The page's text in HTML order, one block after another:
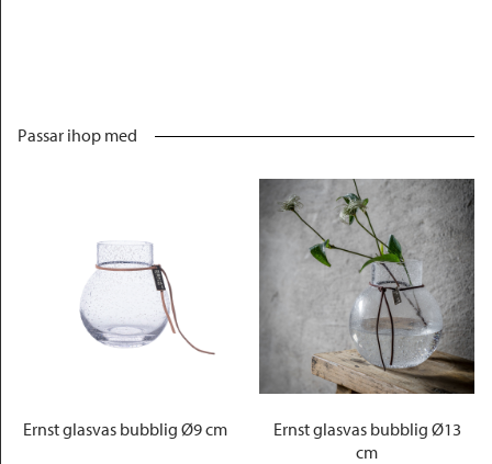
Passar ihop med
Ernst glasvas bubblig Ø9 cm
Ernst glasvas bubblig Ø13
cm